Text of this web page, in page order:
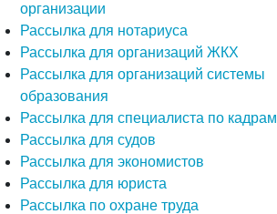
организации
Рассылка для нотариуса
Рассылка для организаций ЖКХ
Рассылка для организаций системы
образования
Рассылка для специалиста по кадрам
Рассылка для судов
Рассылка для экономистов
Рассылка для юриста
Рассылка по охране труда